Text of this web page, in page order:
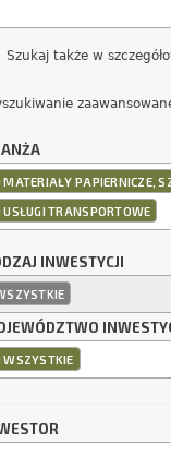
Szukaj także w
MATERIAŁY PAPIERNICZE,
USŁUGI TRANSPORTOWE
INWESTYCJI
WSZYSTKIE